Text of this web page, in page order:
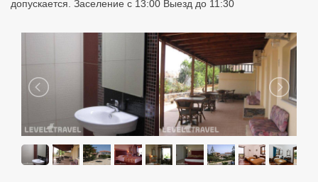
Подбор туров в Villa Medusa
Узнайте цены с перелетом из разных городов:
Бронируйте онлайн по лучшим ценам!
Москва Санкт Петербург